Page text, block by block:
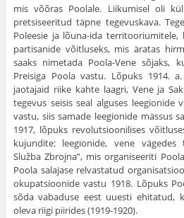
mis võõras Poolale. Liikumisel oli
pretsiseeritud täpne tegevuskava.
Poleesie ja lõuna-ida territooriumitele,
partisanide võitluseks, mis äratas
saaks nimetada Poola-Vene sõjaks,
Preisiga Poola vastu. Lõpuks 1914.
jaotajaid riike kahte laagri, Vene ja
tegevus seisis seal alguses leegionide
vastu, siis samade leegionide mässus
1917, lõpuks revolutsioonilises
kujundite: leegionide, vene vägedes
Služba Zbrojna”, mis orga­niseeriti
Poola sala­jase relvastatud
okupatsioonide vastu 1918. Lõpuks
sõda vabaduse eest uuesti ehitatud,
oleva riigi piirides (1919-1920).